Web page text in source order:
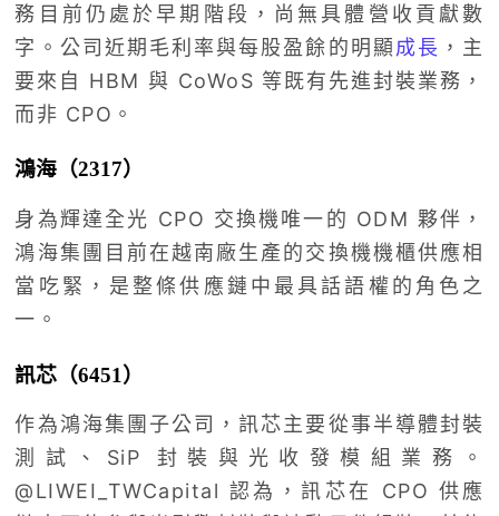
務目前仍處於早期階段，尚無具體營收貢獻數
字。公司近期毛利率與每股盈餘的明顯成長 ，主
要來自 HBM 與 CoWoS 等既有先進封裝業務，
而非 CPO。
鴻海（2317）
身為輝達全光 CPO 交換機唯一的 ODM 夥伴，
鴻海集團目前在越南廠生產的交換機機櫃供應相
當吃緊，是整條供應鏈中最具話語權的角色之
一。
訊芯（6451）
作為鴻海集團子公司，訊芯主要從事半導體封裝
測試、SiP 封裝與光收發模組業務。
@LIWEI_TWCapital 認為，訊芯在 CPO 供應